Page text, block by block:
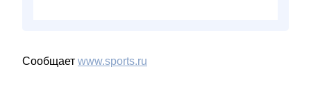
Сообщает www.sports.ru